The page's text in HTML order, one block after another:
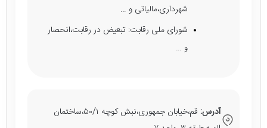
شهرداری،مالیاتی و …
شورای ملی رقابت: تبعیض در رقابت،انحصار
و …
آدرس:
قم،خیابان جمهوری،نبش کوچه ۵۰/۱،ساختمان